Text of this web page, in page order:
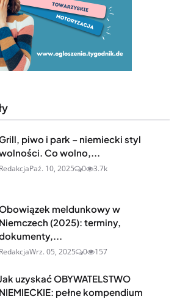
piwo i park – niemiecki styl
Co wolno,...
RedakcjaPaź. 10, 2025 0 3.7k
meldunkowy w
Niemczech (2025): terminy,
RedakcjaWrz. 05, 2025 0 157
uzyskać OBYWATELSTWO
NIEMIECKIE: pełne kompendium